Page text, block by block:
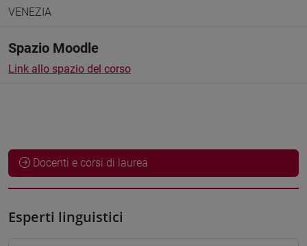
VENEZIA
Spazio Moodle
Link allo spazio del corso
Docenti e corsi di laurea
Esperti linguistici